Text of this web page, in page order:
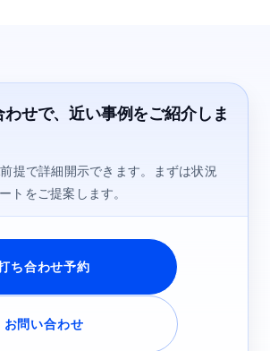
わせで、近い事例をご紹介しま
提で詳細開示できます。まずは状況
トをご提案します。
ち合わせ予約
お問い合わせ